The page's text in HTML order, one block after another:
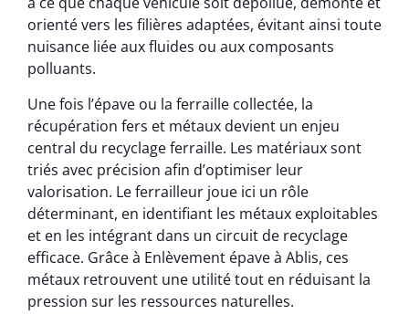
orienté vers les filières adaptées, évitant ainsi toute
nuisance liée aux fluides ou aux composants
polluants.
Une fois l’épave ou la ferraille collectée, la
récupération fers et métaux devient un enjeu
central du recyclage ferraille. Les matériaux sont
triés avec précision afin d’optimiser leur
valorisation. Le ferrailleur joue ici un rôle
déterminant, en identifiant les métaux exploitables
et en les intégrant dans un circuit de recyclage
efficace. Grâce à Enlèvement épave à Ablis, ces
métaux retrouvent une utilité tout en réduisant la
pression sur les ressources naturelles.